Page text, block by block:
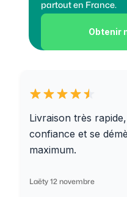
partout en France.
Obtenir
Livraison très
confiance et se
maximum.
Laëty 12 novembre